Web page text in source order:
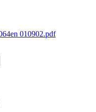
010902.pdf